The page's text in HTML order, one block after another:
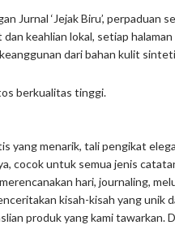
Jurnal ‘Jejak Biru’,
keahlian lokal, setiap
dari bahan kulit
berkualitas tinggi.
yang menarik, tali pengikat
cocok untuk semua jenis
hari, journaling,
kisah-kisah yang
produk yang kami